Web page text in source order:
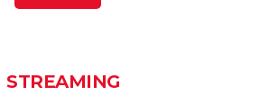
l'enfer
troublant avec Virginie Efira est-il
STREAMING